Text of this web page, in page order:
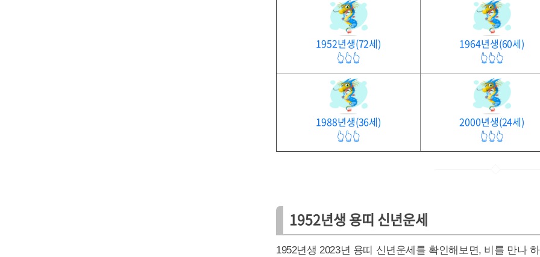
1952년생(72세)
👆👆👆
1964년생(60세)
👆👆👆
1988년생(36세)
👆👆👆
2000년생(24세)
👆👆👆
1952년생 용띠 신년운세
1952년생 2023년 용띠 신년운세를 확인해보면, 비를 만나